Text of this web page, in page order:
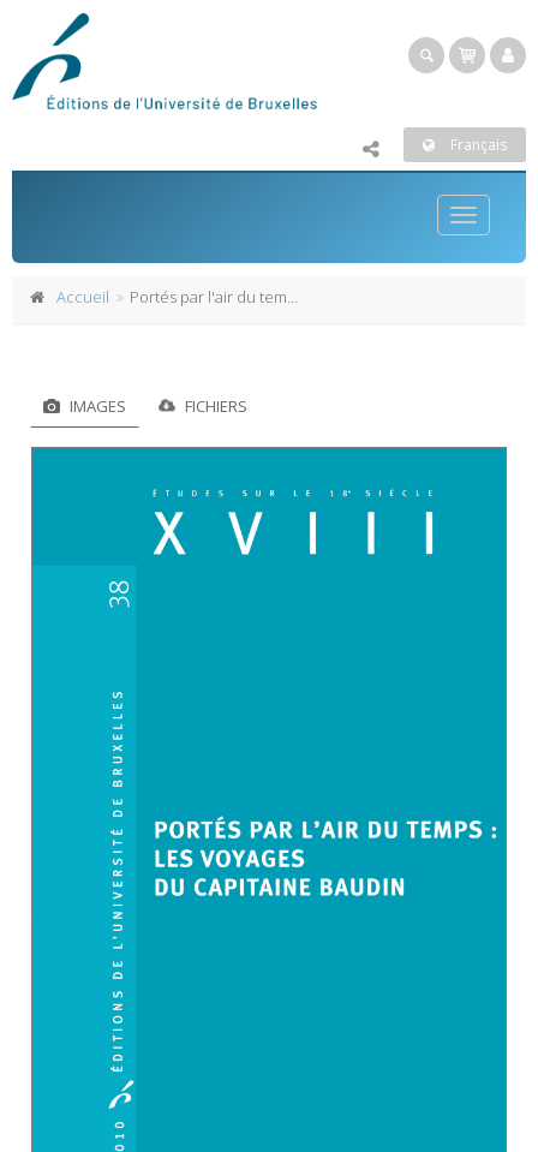
Français
Toggle
Accueil Portés par l'air du temps : les voyages du capitaine Baudin
IMAGES FICHIERS